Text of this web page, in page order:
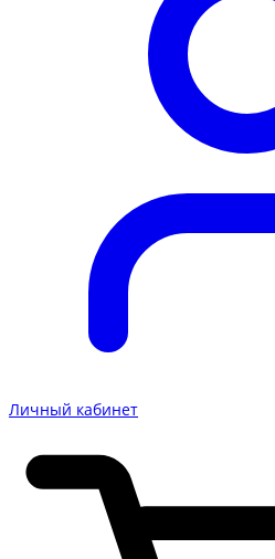
Личный кабинет